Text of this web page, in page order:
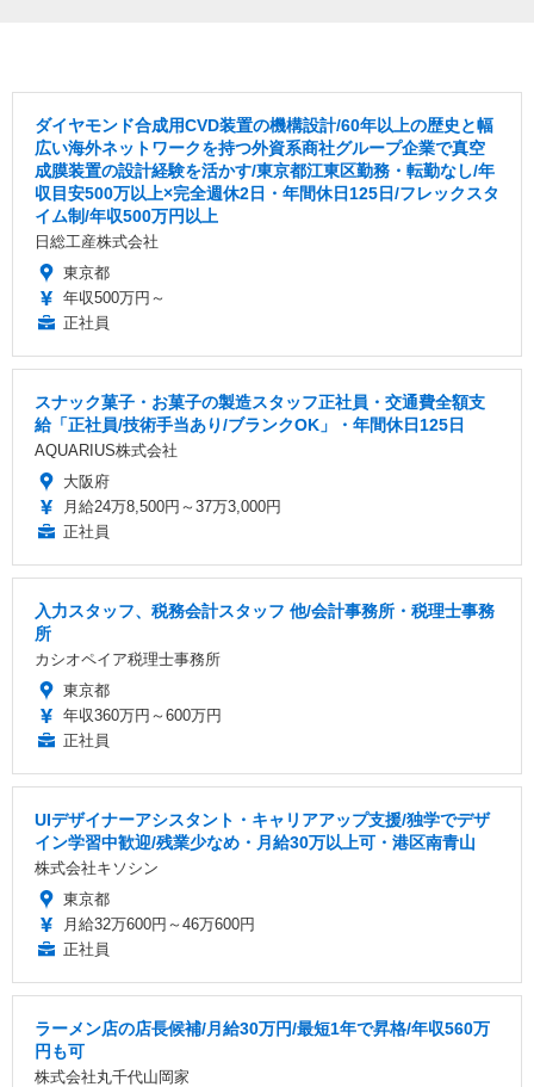
ダイヤモンド合成用CVD装置の機構設計/60年以上の歴史と幅
広い海外ネットワークを持つ外資系商社グループ企業で真空
成膜装置の設計経験を活かす/東京都江東区勤務・転勤なし/年
収目安500万以上×完全週休2日・年間休日125日/フレックスタ
イム制/年収500万円以上
日総工産株式会社
東京都
年収500万円～
正社員
スナック菓子・お菓子の製造スタッフ正社員・交通費全額支
給「正社員/技術手当あり/ブランクOK」・年間休日125日
AQUARIUS株式会社
大阪府
月給24万8,500円～37万3,000円
正社員
入力スタッフ、税務会計スタッフ 他/会計事務所・税理士事務
所
カシオペイア税理士事務所
東京都
年収360万円～600万円
正社員
UIデザイナーアシスタント・キャリアアップ支援/独学でデザ
イン学習中歓迎/残業少なめ・月給30万以上可・港区南青山
株式会社キソシン
東京都
月給32万600円～46万600円
正社員
ラーメン店の店長候補/月給30万円/最短1年で昇格/年収560万
円も可
株式会社丸千代山岡家